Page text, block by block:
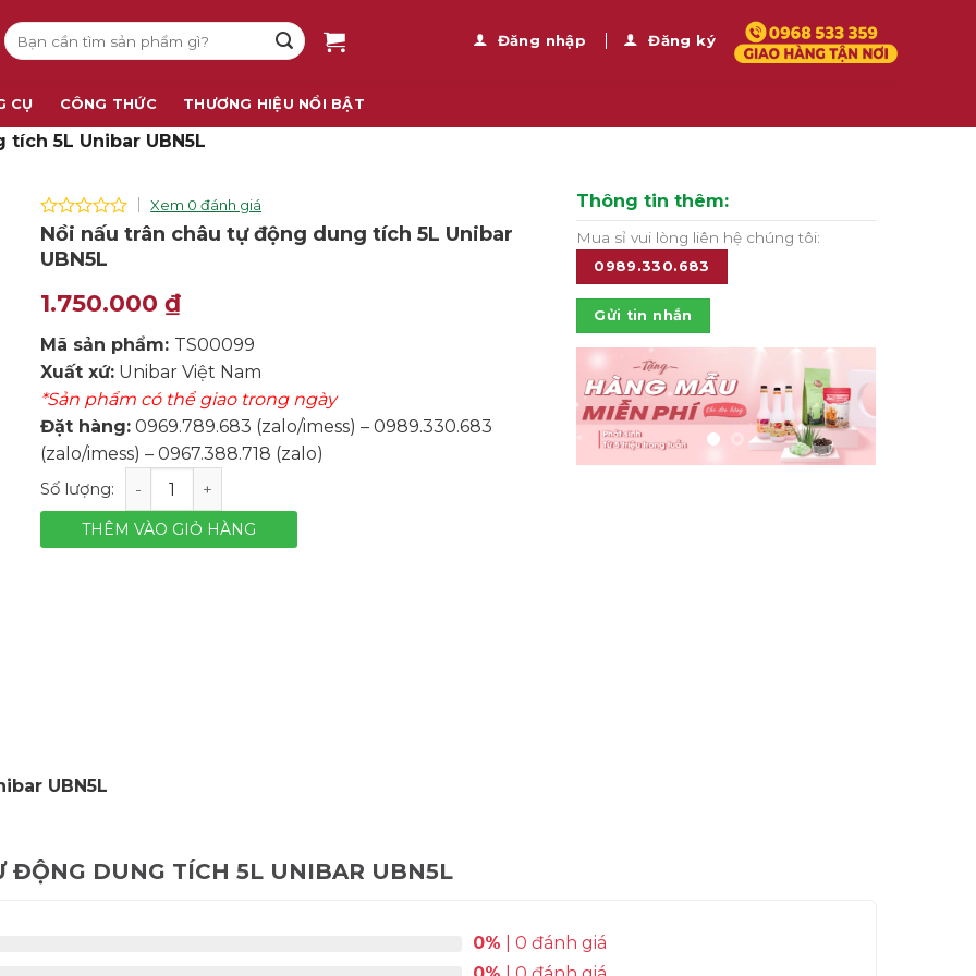
Tìm
kiếm:
Đăng nhập Đăng ký
CỤ CÔNG THỨC THƯƠNG HIỆU NỔI BẬT
5L Unibar UBN5L
0
out
of
Xem 0 đánh giá
Nồi nấu trân châu tự động dung tích 5L Unibar
UBN5L
1.750.000₫
Mã sản phẩm: TS00099
Xuất xứ: Unibar Việt Nam
*Sản phẩm có thể giao trong ngày
Đặt hàng: 0969.789.683 (zalo/imess) – 0989.330.683
(zalo/imess) – 0967.388.718 (zalo)
Nồi nấu trân châu tự động dung tích 5L Unibar UBN5L số lượng
THÊM VÀO GIỎ HÀNG
Thông tin thêm:
Mua sỉ vui lòng liên hệ chúng tôi:
0989.330.683
Gửi tin nhắn
UBN5L
ĐỘNG DUNG TÍCH 5L UNIBAR UBN5L
0% | 0 đánh giá